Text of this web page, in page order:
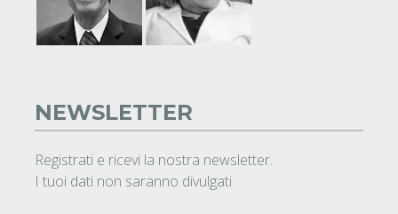
NEWSLETTER
Registrati e ricevi la nostra newsletter.
I tuoi dati non saranno divulgati